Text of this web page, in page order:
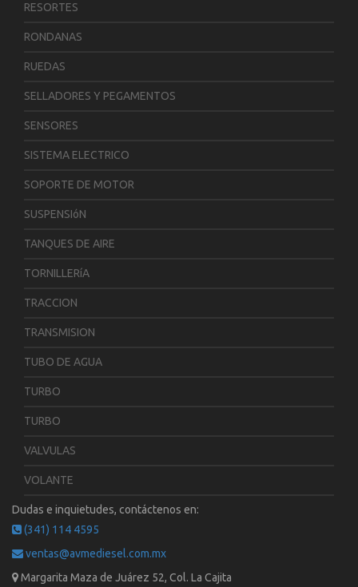
RESORTES
RONDANAS
RUEDAS
SELLADORES Y PEGAMENTOS
SENSORES
SISTEMA ELECTRICO
SOPORTE DE MOTOR
SUSPENSIóN
TANQUES DE AIRE
TORNILLERíA
TRACCION
TRANSMISION
TUBO DE AGUA
TURBO
TURBO
VALVULAS
VOLANTE
Dudas e inquietudes, contáctenos en:
(341) 114 4595
ventas@avmediesel.com.mx
Margarita Maza de Juárez 52, Col. La Cajita